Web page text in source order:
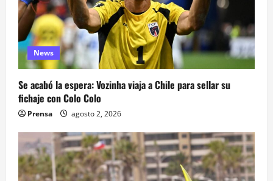
News
Se acabó la espera: Vozinha viaja a Chile para sellar su
fichaje con Colo Colo
Prensa agosto 2, 2026